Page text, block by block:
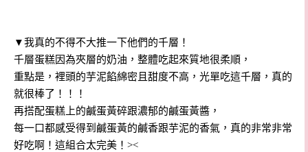
▼我真的不得不大推一下他們的千層！
千層蛋糕因為夾層的奶油，整體吃起來質地很柔順，
重點是，裡頭的芋泥餡綿密且甜度不高，光單吃這千層，真的
就很棒了！！！
再搭配蛋糕上的鹹蛋黃碎跟濃郁的鹹蛋黃醬，
每一口都感受得到鹹蛋黃的鹹香跟芋泥的香氣，真的非常非常
好吃啊！這組合太完美！><